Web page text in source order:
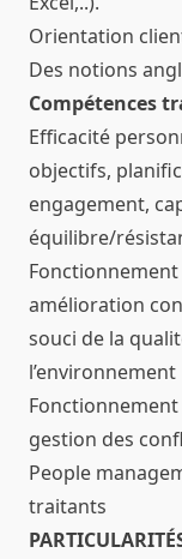
Orientation
Des notions
Compétences
Efficacité
objectifs,
engagement,
équilibre/
Fonctionnement
amélioration
souci de la
l’environnement
gestion des
People
traitants